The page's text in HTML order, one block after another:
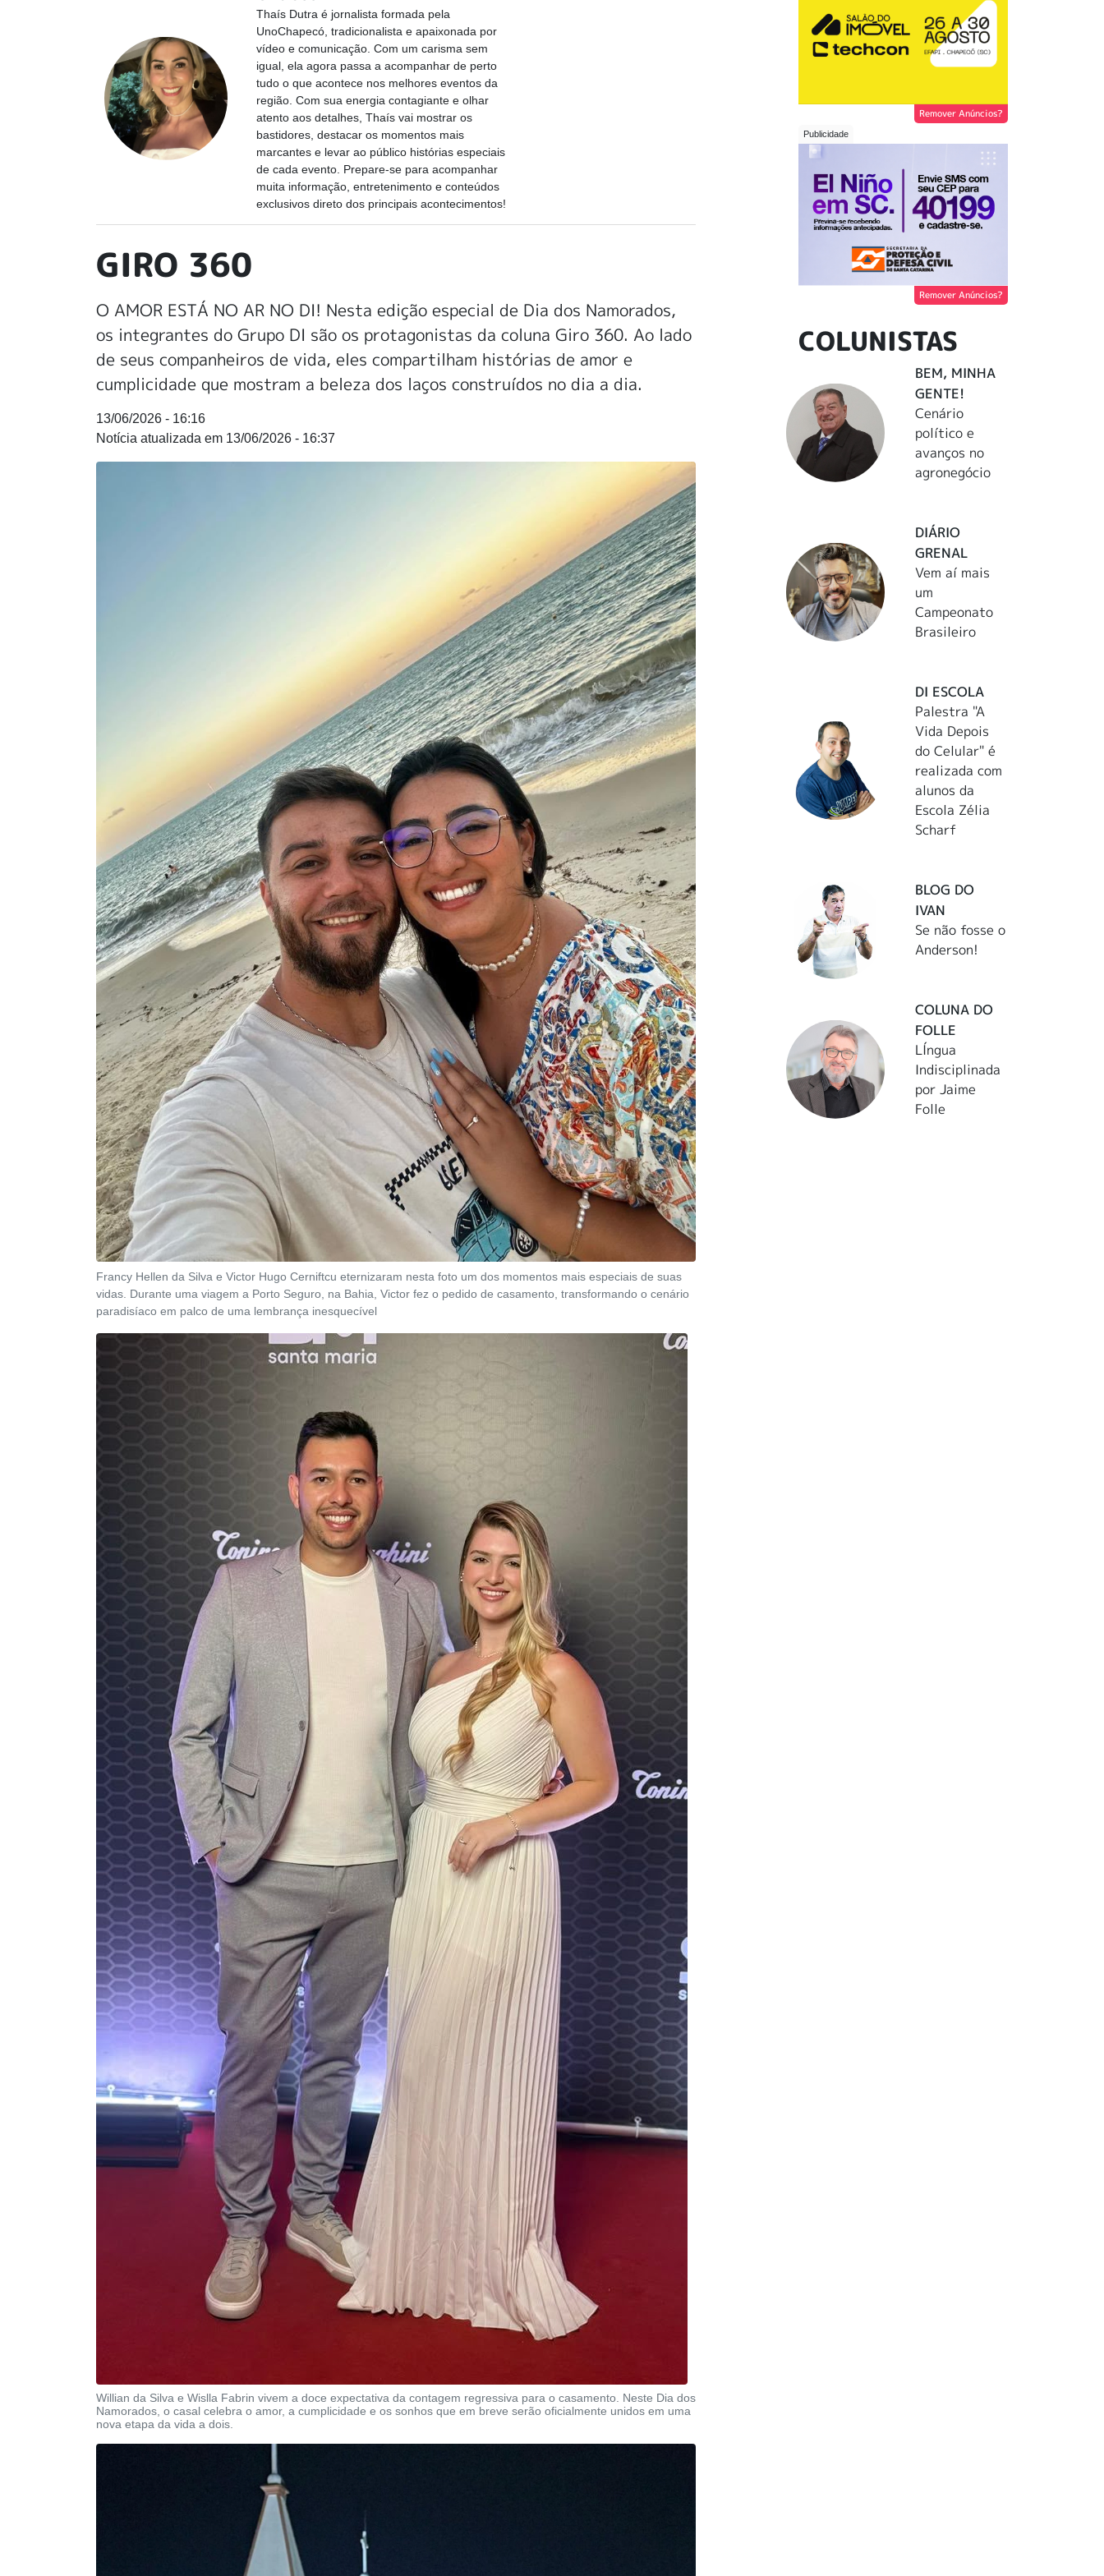
Thaís Dutra é jornalista formada pela
UnoChapecó, tradicionalista e apaixonada por
vídeo e comunicação. Com um carisma sem
igual, ela agora passa a acompanhar de perto
tudo o que acontece nos melhores eventos da
região. Com sua energia contagiante e olhar
atento aos detalhes, Thaís vai mostrar os
bastidores, destacar os momentos mais
marcantes e levar ao público histórias especiais
de cada evento. Prepare-se para acompanhar
muita informação, entretenimento e conteúdos
exclusivos direto dos principais acontecimentos!
GIRO 360
O AMOR ESTÁ NO AR NO DI! Nesta edição especial de Dia dos Namorados,
os integrantes do Grupo DI são os protagonistas da coluna Giro 360. Ao lado
de seus companheiros de vida, eles compartilham histórias de amor e
cumplicidade que mostram a beleza dos laços construídos no dia a dia.
13/06/2026 - 16:16
13/06/2026 - 16:37
Francy Hellen da Silva e Victor Hugo Cerniftcu eternizaram nesta foto um dos momentos mais especiais de suas
vidas. Durante uma viagem a Porto Seguro, na Bahia, Victor fez o pedido de casamento, transformando o cenário
paradisíaco em palco de uma lembrança inesquecível
Willian da Silva e Wislla Fabrin vivem a doce expectativa da contagem regressiva para o casamento. Neste Dia dos
Namorados, o casal celebra o amor, a cumplicidade e os sonhos que em breve serão oficialmente unidos em uma
nova etapa da vida a dois.
Remover Anúncios?
Remover Anúncios?
COLUNISTAS
BEM, MINHA
GENTE!
Cenário
político e
avanços no
agronegócio
DIÁRIO
GRENAL
Vem aí mais
um
Campeonato
Brasileiro
DI ESCOLA
Palestra "A
Vida Depois
do Celular" é
realizada com
alunos da
Escola Zélia
Scharf
BLOG DO
IVAN
Se não fosse o
Anderson!
COLUNA DO
FOLLE
LÍngua
Indisciplinada
por Jaime
Folle